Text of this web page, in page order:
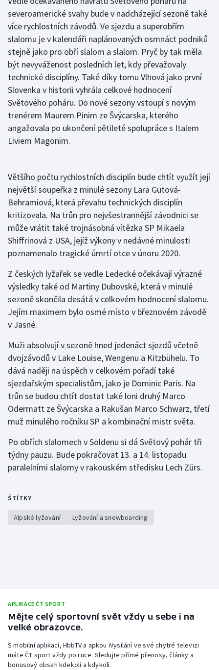
Stolní tenis
Triatlon
Veslování
Vodní slalom
Volejbal
Ostatní
severoamerické svahy bude v nadcházející sezoně také
více rychlostních závodů. Ve sjezdu a superobřím
slalomu je v kalendáři naplánovaných osmnáct podniků
stejně jako pro obří slalom a slalom. Pryč by tak měla
být nevyváženost posledních let, kdy převažovaly
technické disciplíny. Také díky tomu Vlhová jako první
Slovenka v historii vyhrála celkové hodnocení
Světového poháru. Do nové sezony vstoupí s novým
trenérem Maurem Pinim ze Švýcarska, kterého
angažovala po ukončení pětileté spolupráce s Italem
Liviem Magonim.
Většího počtu rychlostních disciplín bude chtít využít její
největší soupeřka z minulé sezony Lara Gutová-
Behramiová, která převahu technických disciplín
kritizovala. Na trůn pro nejvšestrannější závodnici se
může vrátit také trojnásobná vítězka SP Mikaela
Shiffrinová z USA, jejíž výkony v nedávné minulosti
poznamenalo tragické úmrtí otce v únoru 2020.
Z českých lyžařek se vedle Ledecké očekávají výrazné
výsledky také od Martiny Dubovské, která v minulé
sezoně skončila desátá v celkovém hodnocení slalomu.
Jejím maximem bylo osmé místo v březnovém závodě
v Jasné.
Muži absolvují v sezoně hned jedenáct sjezdů včetně
dvojzávodů v Lake Louise, Wengenu a Kitzbühelu. To
dává naději na úspěch v celkovém pořadí také
sjezdařským specialistům, jako je Dominic Paris. Na
trůn se budou chtít dostat také loni druhý Marco
Odermatt ze Švýcarska a Rakušan Marco Schwarz, třetí
muž minulého ročníku SP a kombinační mistr světa.
Po obřích slalomech v Söldenu si dá Světový pohár tři
týdny pauzu. Bude pokračovat 13. a 14. listopadu
paralelními slalomy v rakouském středisku Lech Zürs.
ŠTÍTKY
Alpské lyžování Lyžování a snowboarding
APLIKACE ČT SPORT
Mějte celý sportovní svět vždy u sebe i na
velké obrazovce.
S mobilní aplikací, HbbTV a apkou iVysílání ve své chytré televizi
máte ČT sport vždy po ruce. Sledujte přímé přenosy, články a
bonusový obsah kdekoli a kdykoli.